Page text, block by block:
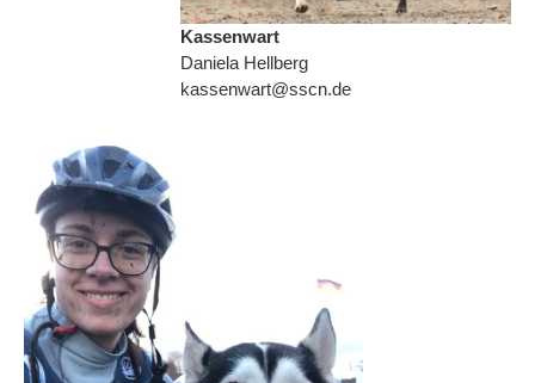
Kassenwart
Daniela Hellberg
kassenwart@sscn.de